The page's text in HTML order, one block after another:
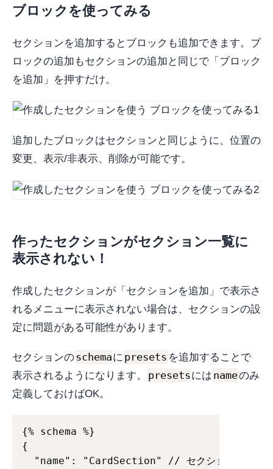
ブロックを使ってみる
セクションを追加するとブロックも追加できます。ブ
ロックの追加もセクションの追加と同じで「ブロック
を追加」を押すだけ。
追加したブロックはセクションと同じように、位置の
変更、表示/非表示、削除が可能です。
作ったセクションがセクション一覧に
表示されない！
作成したセクションが「セクションを追加」で表示さ
れるメニューに表示されない場合は、セクションの設
定に問題がある可能性があります。
セクションのschemaに presets を追加することで
表示されるようになります。
presetsには nameのみ
定義しておけばOK。
{% schema %}
{
  "name": "CardSection" // セクションの名前